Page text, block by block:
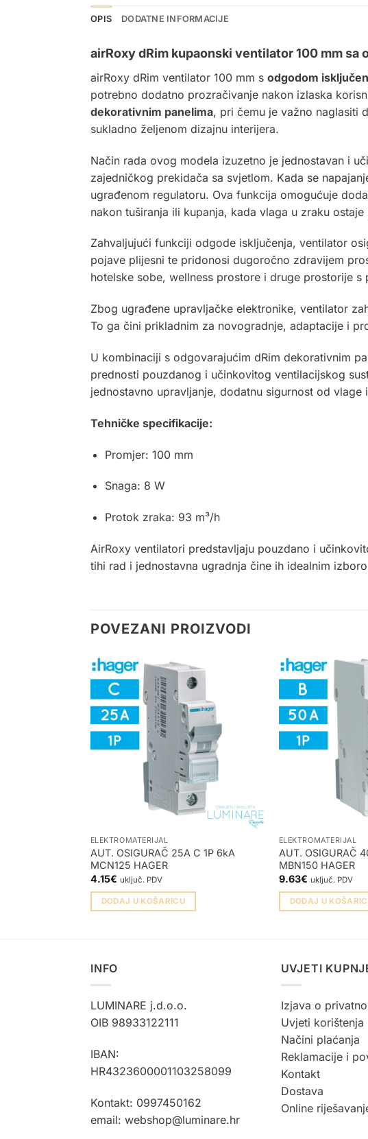
OPIS DODATNE INFORMACIJE
airRoxy dRim kupaonski ventilator 100 mm sa
airRoxy dRim ventilator 100 mm s odgodom
potrebno dodatno prozračivanje nakon izlaska
dekorativnim panelima, pri čemu je važno naglasiti
sukladno željenom dizajnu interijera.
Način rada ovog modela izuzetno je jednostavan i
zajedničkog prekidača sa svjetlom. Kada se
ugrađenom regulatoru. Ova funkcija omogućuje
nakon tuširanja ili kupanja, kada vlaga u zraku
Zahvaljujući funkciji odgode isključenja, ventilator
pojave plijesni te pridonosi dugoročno zdravijem
hotelske sobe, wellness prostore i druge prostorije
Zbog ugrađene upravljačke elektronike, ventilator
To ga čini prikladnim za novogradnje, adaptacije i
U kombinaciji s odgovarajućim dRim dekorativnim
prednosti pouzdanog i učinkovitog ventilacijskog
jednostavno upravljanje, dodatnu sigurnost od vlage
Tehničke specifikacije:
Promjer: 100 mm
Snaga: 8 W
Protok zraka: 93 m³/h
AirRoxy ventilatori predstavljaju pouzdano i
tihi rad i jednostavna ugradnja čine ih idealnim
POVEZANI PROIZVODI
ELEKTROMATERIJAL
AUT. OSIGURAČ 25A C 1P 6kA
MCN125 HAGER
4.15€ uključ. PDV
DODAJ U KOŠARICU
ELEKTROMATERIJAL
AUT. OSIGURAČ
MBN150 HAGER
9.63€ uključ. PDV
DODAJ U
INFO
LUMINARE j.d.o.o.
OIB 98933122111
IBAN:
HR4323600001103258099
Kontakt: 0997450162
email: webshop@luminare.hr
UVJETI
Izjava o
Uvjeti korištenja
Načini plaćanja
Reklamacije i
Kontakt
Dostava
Online